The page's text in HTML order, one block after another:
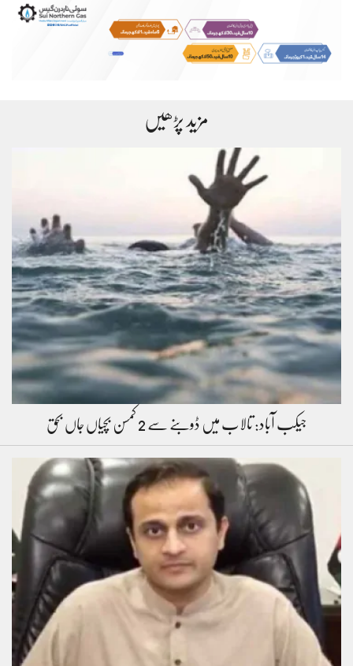
مزید پڑھیں
جیکب آباد: تالاب میں ڈوبنے سے 2 کمسن بچیاں جاں بحق